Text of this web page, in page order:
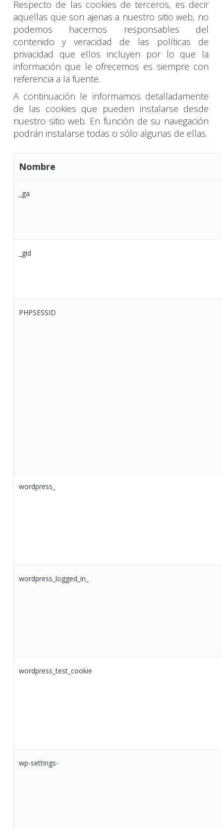
Respecto de las cookies de terceros, es decir
aquellas que son ajenas a nuestro sitio web, no
podemos hacernos responsables del
contenido y veracidad de las políticas de
privacidad que ellos incluyen por lo que la
información que le ofrecemos es siempre con
referencia a la fuente.
A continuación le informamos detalladamente
de las cookies que pueden instalarse desde
nuestro sitio web. En función de su navegación
podrán instalarse todas o sólo algunas de ellas.
Nombre
_ga
_gid
PHPSESSID
wordpress_
wordpress_logged_in_
wordpress_test_cookie
wp-settings-